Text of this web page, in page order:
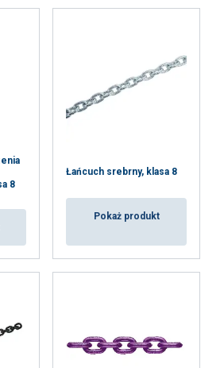
8
Łańcuch srebrny, klasa 8
Pokaż produkt
Niesklasyfikowane
WSZYSTKIE
WSZYSTKIE